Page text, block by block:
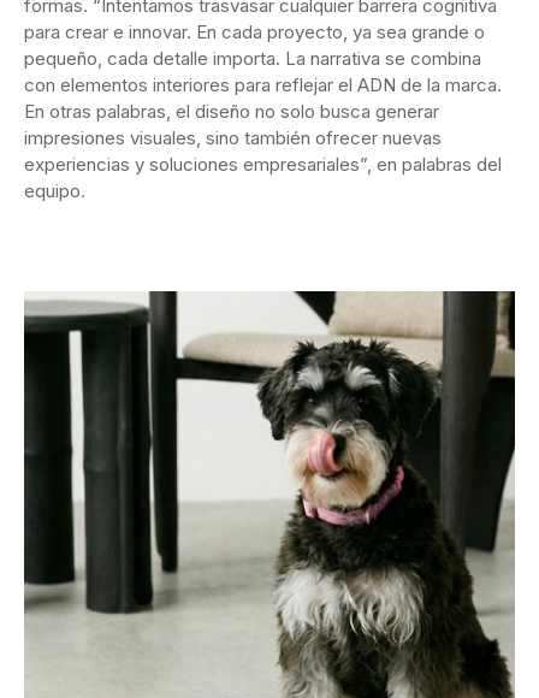
formas. “Intentamos trasvasar cualquier barrera cognitiva
para crear e innovar. En cada proyecto, ya sea grande o
pequeño, cada detalle importa. La narrativa se combina
con elementos interiores para reflejar el ADN de la marca.
En otras palabras, el diseño no solo busca generar
impresiones visuales, sino también ofrecer nuevas
experiencias y soluciones empresariales”, en palabras del
equipo.